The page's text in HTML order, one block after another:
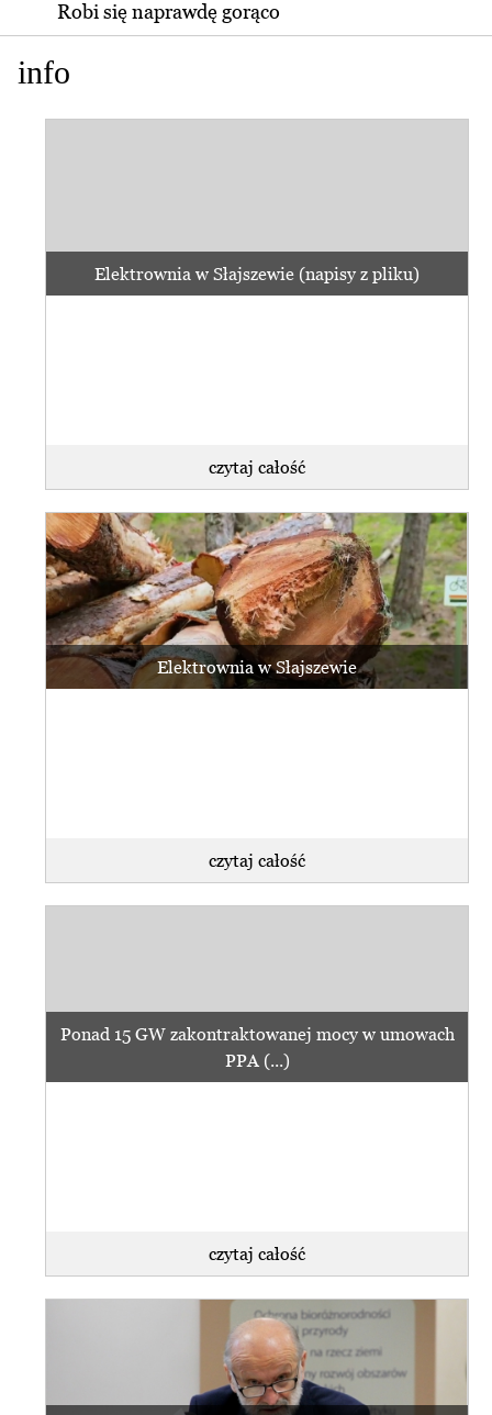
Robi się naprawdę gorąco
info
Elektrownia w Słajszewie (napisy z pliku)
czytaj całość
Elektrownia w Słajszewie
czytaj całość
Ponad 15 GW zakontraktowanej mocy w umowach
PPA (...)
czytaj całość